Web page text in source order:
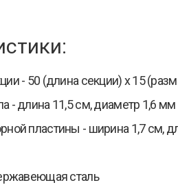
- 50 (длина секции) х 15
- длина 11,5 см, диаметр 1,6 мм
пластины - ширина 1,7 см,
сталь